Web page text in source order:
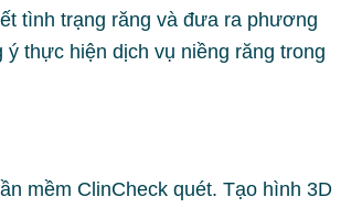
tình trạng răng và đưa ra phương
thực hiện dịch vụ niềng răng trong
mềm ClinCheck quét. Tạo hình 3D